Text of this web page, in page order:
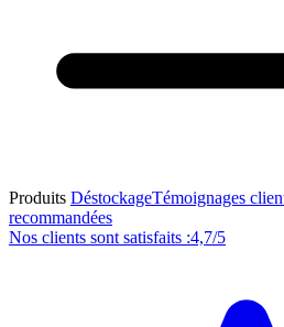
Produits DéstockageTémoignages
recommandées
Nos clients sont satisfaits :4,7/5